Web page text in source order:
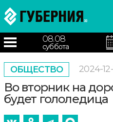
08.08
суббота
ОБЩЕСТВО 2024-
Во вторник на
будет гололедица